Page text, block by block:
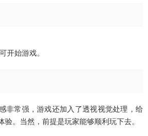
开始游戏。
非常强，游戏还加入了透视视觉处理，给
验。当然，前提是玩家能够顺利玩下去。